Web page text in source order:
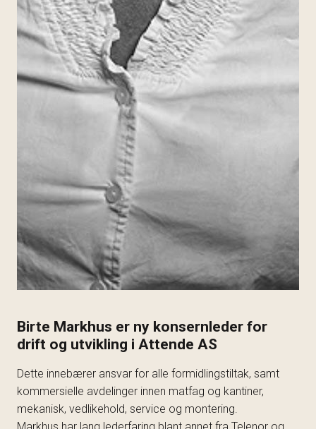
Birte Markhus er ny konsernleder for
drift og utvikling i Attende AS
Dette innebærer ansvar for alle formidlingstiltak, samt
kommersielle avdelinger innen matfag og kantiner,
mekanisk, vedlikehold, service og montering.